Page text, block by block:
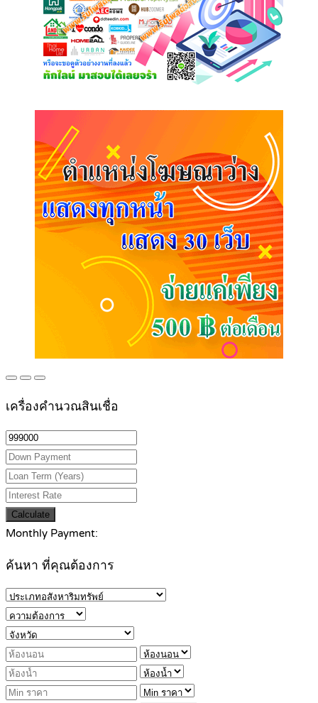
เครื่องคำนวณสินเชื่อ
Calculate
Monthly Payment:
ค้นหา ที่คุณต้องการ